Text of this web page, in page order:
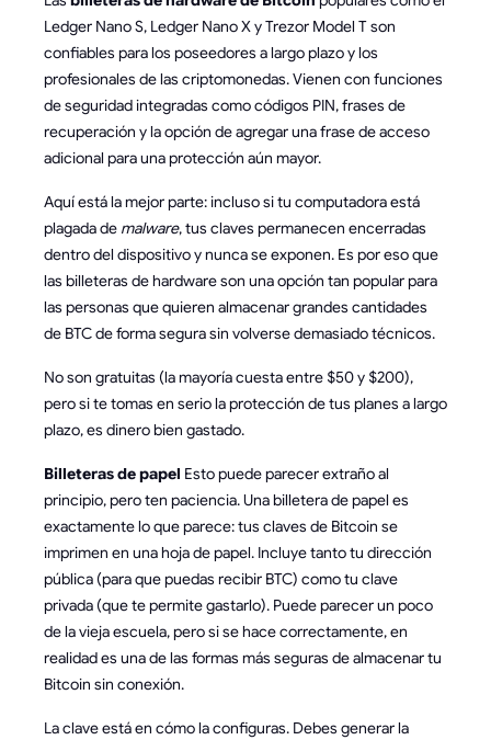
Ledger Nano S, Ledger Nano X y Trezor Model T son
confiables para los poseedores a largo plazo y los
profesionales de las criptomonedas. Vienen con funciones
de seguridad integradas como códigos PIN, frases de
recuperación y la opción de agregar una frase de acceso
adicional para una protección aún mayor.
Aquí está la mejor parte: incluso si tu computadora está
plagada de malware, tus claves permanecen encerradas
dentro del dispositivo y nunca se exponen. Es por eso que
las billeteras de hardware son una opción tan popular para
las personas que quieren almacenar grandes cantidades
de BTC de forma segura sin volverse demasiado técnicos.
No son gratuitas (la mayoría cuesta entre $50 y $200),
pero si te tomas en serio la protección de tus planes a largo
plazo, es dinero bien gastado.
Billeteras de papel Esto puede parecer extraño al
principio, pero ten paciencia. Una billetera de papel es
exactamente lo que parece: tus claves de Bitcoin se
imprimen en una hoja de papel. Incluye tanto tu dirección
pública (para que puedas recibir BTC) como tu clave
privada (que te permite gastarlo). Puede parecer un poco
de la vieja escuela, pero si se hace correctamente, en
realidad es una de las formas más seguras de almacenar tu
Bitcoin sin conexión.
La clave está en cómo la configuras. Debes generar la